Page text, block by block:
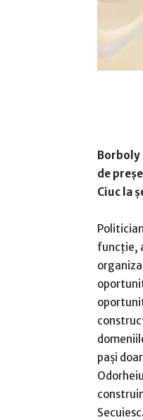
Borboly
de
Ciuc la
funcție,
pași